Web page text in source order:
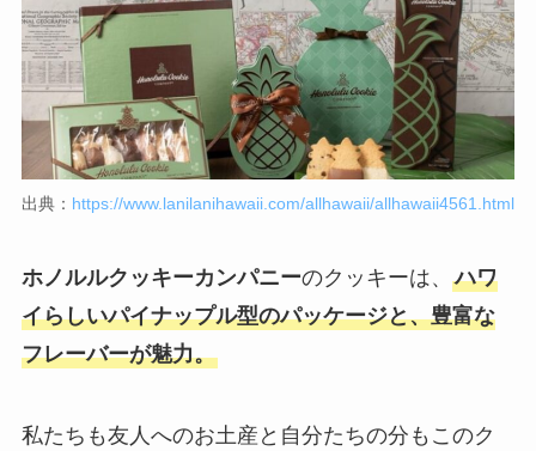
出典： https://www.lanilanihawaii.com/allhawaii/allhawaii4561.html
ホノルルクッキーカンパニーのクッキーは、 ハワ
イらしいパイナップル型のパッケージと、豊富な
フレーバーが魅力。
私たちも友人へのお土産と自分たちの分もこのク